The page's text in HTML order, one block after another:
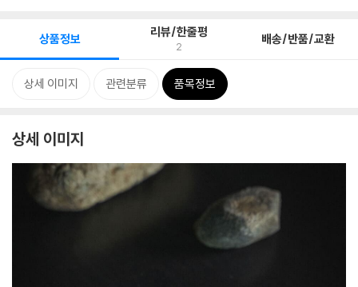
상품정보 리뷰/한줄평
2 배송/반품/교환
상세 이미지 관련분류 품목정보
상세 이미지